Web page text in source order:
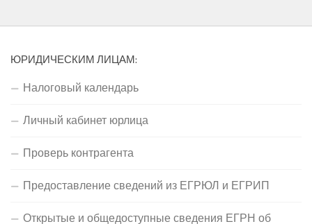
ЮРИДИЧЕСКИМ ЛИЦАМ:
Налоговый календарь
Личный кабинет юрлица
Проверь контрагента
Предоставление сведений из ЕГРЮЛ и ЕГРИП
Открытые и общедоступные сведения ЕГРН об